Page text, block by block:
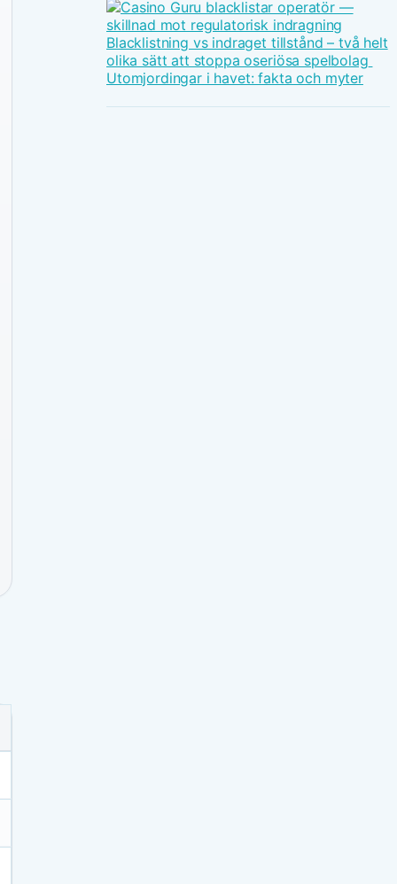
Blacklistning vs indraget tillstånd – två helt
olika sätt att stoppa oseriösa spelbolag
Utomjordingar i havet: fakta och myter